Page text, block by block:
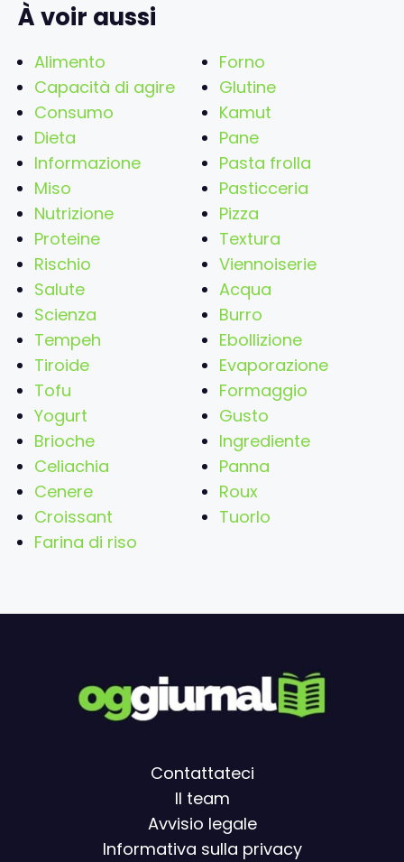
À voir aussi
Alimento
Capacità di agire
Consumo
Dieta
Informazione
Miso
Nutrizione
Proteine
Rischio
Salute
Scienza
Tempeh
Tiroide
Tofu
Yogurt
Brioche
Celiachia
Cenere
Croissant
Farina di riso
Forno
Glutine
Kamut
Pane
Pasta frolla
Pasticceria
Pizza
Textura
Viennoiserie
Acqua
Burro
Ebollizione
Evaporazione
Formaggio
Gusto
Ingrediente
Panna
Roux
Tuorlo
Contattateci
Il team
Avvisio legale
Informativa sulla privacy